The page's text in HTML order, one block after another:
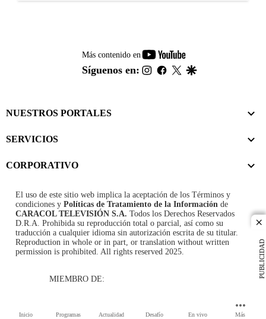
Inicio Programas Actualidad Desafío En vivo Más
PUBLICIDAD
Más contenido en
youtube-
footer
Síguenos en: instagram
facebook
twitter
NUESTROS PORTALES
SERVICIOS
CORPORATIVO
El uso de este sitio web implica la aceptación de los Términos y
condiciones y Políticas de Tratamiento de la Información de
CARACOL TELEVISIÓN S.A. Todos los Derechos Reservados
D.R.A. Prohibida su reproducción total o parcial, así como su
traducción a cualquier idioma sin autorización escrita de su titular.
Reproduction in whole or in part, or translation without written
permission is prohibited. All rights reserved 2025.
MIEMBRO DE: